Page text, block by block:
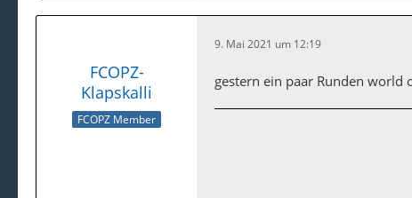
FCOPZ-
Klapskalli
FCOPZ Member
9. Mai 2021 um 12:19
gestern ein paar Runden world